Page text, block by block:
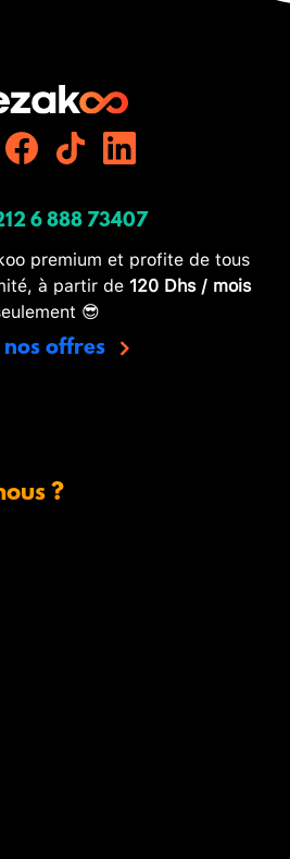
6 888 73407
premium et profite de tous
à partir de 120 Dhs / mois
😎
offres
?